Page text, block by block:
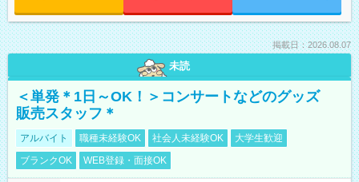
掲載日：2026.08.07
未読
＜単発＊1日～OK！＞コンサートなどのグッズ
販売スタッフ＊
アルバイト 職種未経験OK 社会人未経験OK
大学生歓迎
ブランクOK
WEB登録・面接OK